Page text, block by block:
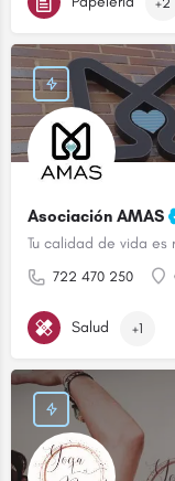
Asociación AMAS
Tu calidad de vida
722 470 250
Salud +1